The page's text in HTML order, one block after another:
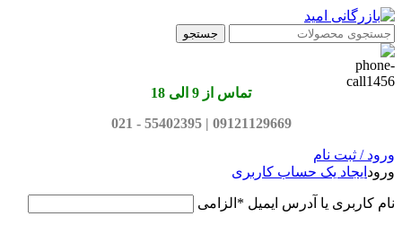
جستجو
تماس از 9 الی 18
09121129669 | 55402395 - 021
ورود / ثبت نام
ورود ایجاد یک حساب کاربری
نام کاربری یا آدرس ایمیل * الزامی